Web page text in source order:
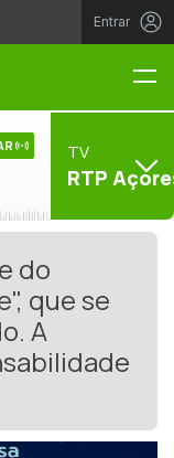
Entrar
TV
RTP
do
que se
A